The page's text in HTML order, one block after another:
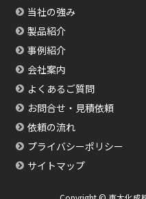
当社の強み
製品紹介
事例紹介
会社案内
よくあるご質問
お問合せ・見積依頼
依頼の流れ
プライバシーポリシー
サイトマップ